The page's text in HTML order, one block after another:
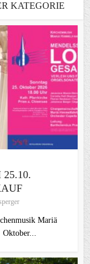
KATEGORIE
Mariä